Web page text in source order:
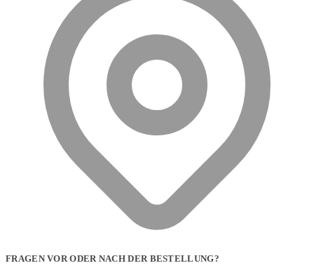
FRAGEN VOR ODER NACH DER BESTELLUNG?